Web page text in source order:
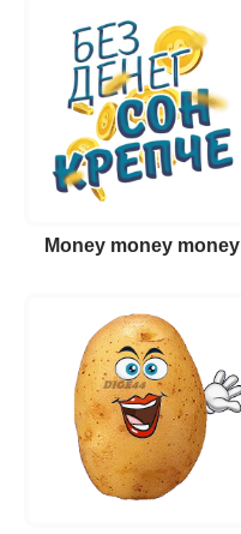
Money money money